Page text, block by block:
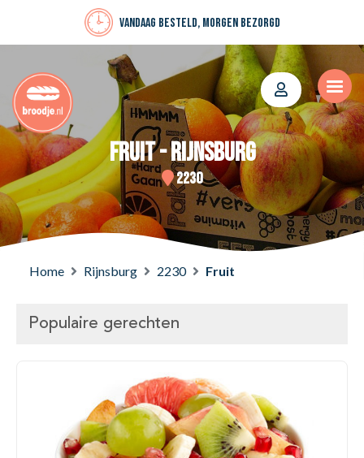
Vandaag besteld, morgen bezorgd
Fruit - Rijnsburg
2230
Home Rijnsburg 2230 Fruit
Populaire gerechten